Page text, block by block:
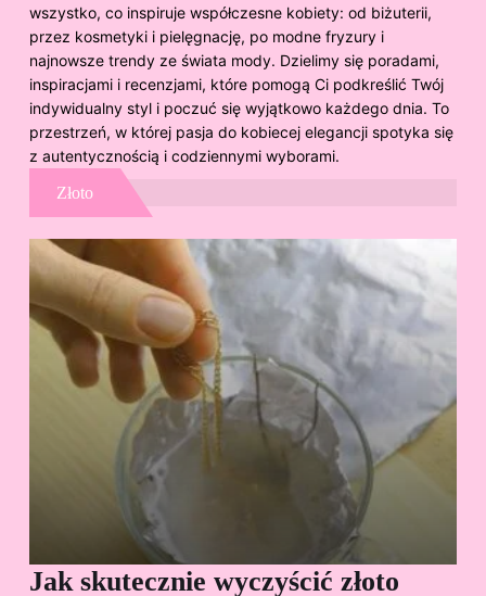
wszystko, co inspiruje współczesne kobiety: od biżuterii,
przez kosmetyki i pielęgnację, po modne fryzury i
najnowsze trendy ze świata mody. Dzielimy się poradami,
inspiracjami i recenzjami, które pomogą Ci podkreślić Twój
indywidualny styl i poczuć się wyjątkowo każdego dnia. To
przestrzeń, w której pasja do kobiecej elegancji spotyka się
z autentycznością i codziennymi wyborami.
Złoto
Jak skutecznie wyczyścić złoto